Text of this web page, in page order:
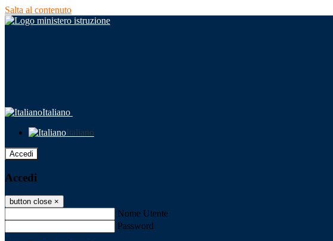
Salta al contenuto
Italiano
Italiano
Accedi
Accedi
button close ×
Nome Utente
Password